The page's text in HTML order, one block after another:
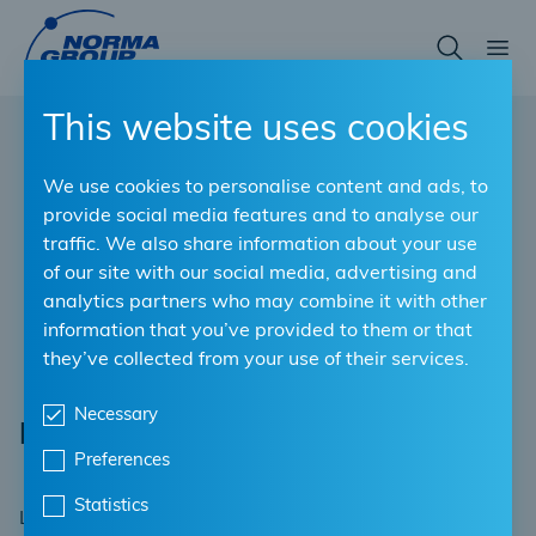
This website uses cookies
We use cookies to personalise content and ads, to
provide social media features and to analyse our
traffic. We also share information about your use
of our site with our social media, advertising and
analytics partners who may combine it with other
information that you’ve provided to them or that
they’ve collected from your use of their services.
Necessary
Preferences
Statistics
Pinze e cacciaviti
La nostra gamma di pinze e avvitatori contiene utensili